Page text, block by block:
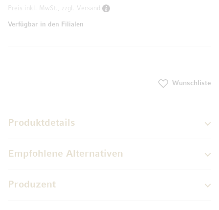
Preis inkl. MwSt., zzgl.
Versand
Verfügbar in den Filialen
Wunschliste
Produktdetails
Empfohlene Alternativen
Produzent